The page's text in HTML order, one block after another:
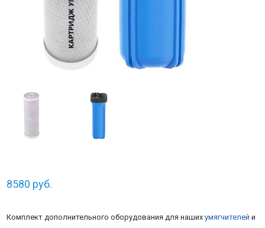
8580 руб.
Комплект дополнительного оборудования для нашихумягчителей и